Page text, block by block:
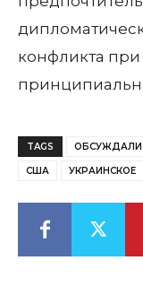
конфликта
TAGS ОБСУЖДАЛИ
США УКРАИНСКОЕ